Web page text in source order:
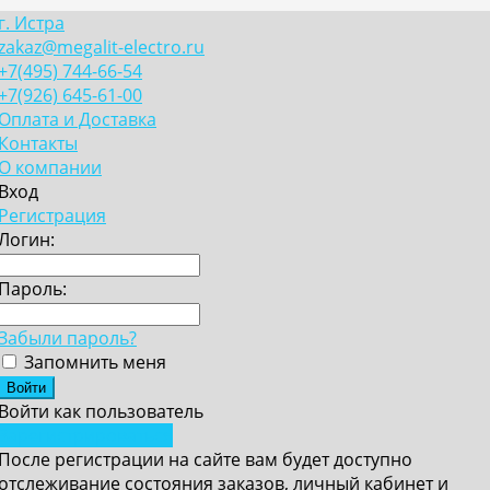
Истра
electro.ru
744-66-54
645-61-00
и Доставка
компании
пароль?
Запомнить меня
как пользователь
регистрации на сайте вам будет доступно
состояния заказов, личный кабинет и